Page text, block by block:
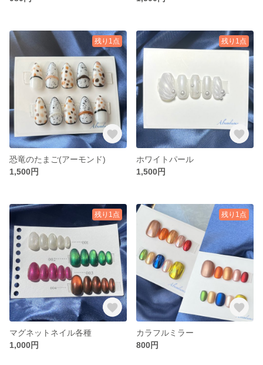
残り1点
恐竜のたまご(アーモンド)
1,500円
残り1点
ホワイトパール
1,500円
残り1点
マグネットネイル各種
1,000円
残り1点
カラフルミラー
800円